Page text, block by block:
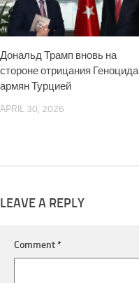
Дональд Трамп вновь на
стороне отрицания Геноцида
армян Турцией
APRIL 30, 2026
LEAVE A REPLY
Comment*